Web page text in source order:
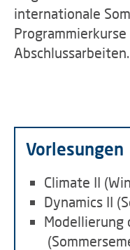
internationale
Abschlussarbeiten.
Vorlesungen
Climate II
Dynamics II
Modellierung